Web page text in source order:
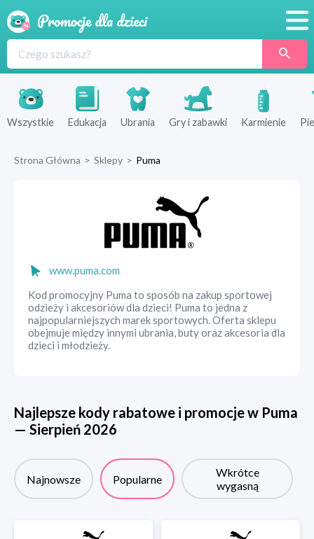
Produkty
Sklepy
Wszystkie Edukacja Ubrania Gry i zabawki Karmienie
Strona Główna > Sklepy > Puma
www.puma.com
Kod promocyjny Puma to sposób na zakup sportowej
odzieży i akcesoriów dla dzieci! Puma to jedna z
najpopularniejszych marek sportowych. Oferta sklepu
obejmuje między innymi ubrania, buty oraz akcesoria dla
dzieci i młodzieży.
Najlepsze kody rabatowe i promocje w Puma
— Sierpień 2026
Najnowsze Popularne
Wkrótce
wygasną